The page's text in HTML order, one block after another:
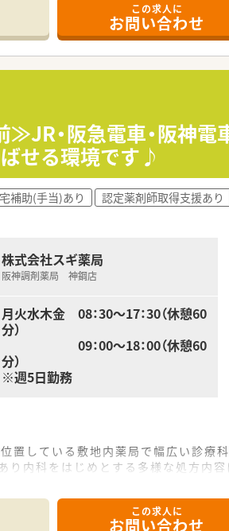
ちらかの働き方を選択できます
」「敷地内薬局」「訪問調剤特化型店
舗」を50店舗以上、無菌調剤室は業界
大規模法人部門）認定」等を取得し
度等があるのも特徴です
この求人に
お問い合わせ
≫JR・阪急電車・阪神
せる環境です♪
補助(手当)あり 認定薬剤師取得支援あり
株式会社スギ薬局
阪神調剤薬局 神鋼店
月火水木金 08：30～17：30（休憩60
分）
09：00～18：00（休憩60
分）
※週5日勤務
している敷地内薬局で幅広い診療科
内科をはじめとする多様な処方内容
この求人に
お問い合わせ